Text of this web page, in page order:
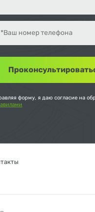
форму, я даю согласие на